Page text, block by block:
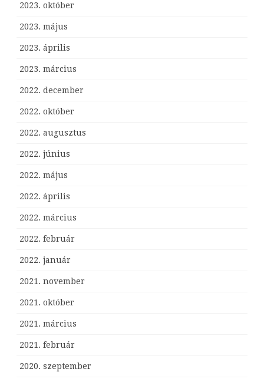
2023. október
2023. május
2023. április
2023. március
2022. december
2022. október
2022. augusztus
2022. június
2022. május
2022. április
2022. március
2022. február
2022. január
2021. november
2021. október
2021. március
2021. február
2020. szeptember